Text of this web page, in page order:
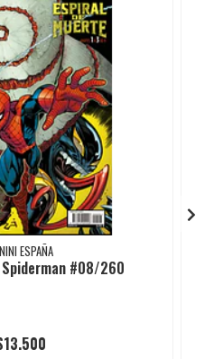
ESPAÑA
Spiderman #08/260